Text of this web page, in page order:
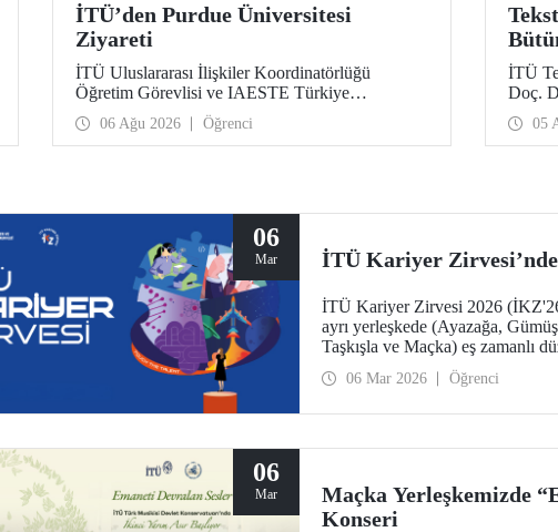
İTÜ’den Purdue Üniversitesi
Ziyareti
İTÜ Uluslararası İlişkiler Koordinatörlüğü
Öğretim Görevlisi ve IAESTE Türkiye
Sorumlusu Cahit Okan, akademik ilişkileri ve iş
birliğini geliştirmek amacıyla 20-27 Temmuz
tarihlerinde ABD’de dünyanın önde gelen
06 Ağu 2026 Öğrenci
İTÜ
Doç.
Esaslı
Bağlı
proje,
05
06
Mar İTÜ Kariyer
İTÜ Kariyer Zirvesi 2026
ayrı yerleşkede (Ayazağa,
Taşkışla ve Maçka) eş zamanlı
06 Mar 2026 Öğrenci
06
Mar
Maçka Yerleşkemizde
Konseri